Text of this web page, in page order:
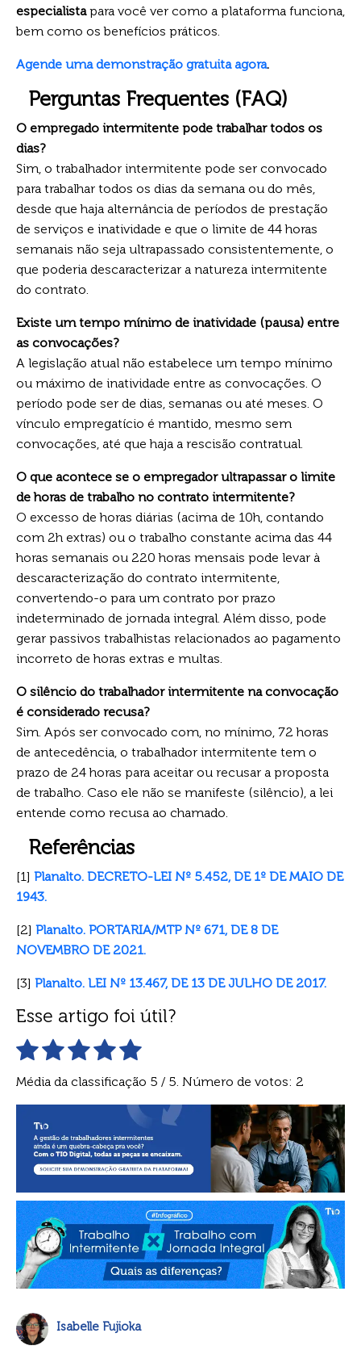
especialistapara você ver como a plataforma funciona,
bem como os benefícios práticos.
Agende uma demonstração gratuita agora.
Perguntas Frequentes (FAQ)
O empregado intermitente pode trabalhar todos os
dias?
Sim, o trabalhador intermitente pode ser convocado
para trabalhar todos os dias da semana ou do mês,
desde que haja alternância de períodos de prestação
de serviços e inatividade e que o limite de 44 horas
semanais não seja ultrapassado consistentemente, o
que poderia descaracterizar a natureza intermitente
do contrato.
Existe um tempo mínimo de inatividade (pausa) entre
as convocações?
A legislação atual não estabelece um tempo mínimo
ou máximo de inatividade entre as convocações. O
período pode ser de dias, semanas ou até meses. O
vínculo empregatício é mantido, mesmo sem
convocações, até que haja a rescisão contratual.
O que acontece se o empregador ultrapassar o limite
de horas de trabalho no contrato intermitente?
O excesso de horas diárias (acima de 10h, contando
com 2h extras) ou o trabalho constante acima das 44
horas semanais ou 220 horas mensais pode levar à
descaracterização do contrato intermitente,
convertendo-o para um contrato por prazo
indeterminado de jornada integral. Além disso, pode
gerar passivos trabalhistas relacionados ao pagamento
incorreto de horas extras e multas.
O silêncio do trabalhador intermitente na convocação
é considerado recusa?
Sim. Após ser convocado com, no mínimo, 72 horas
de antecedência, o trabalhador intermitente tem o
prazo de 24 horas para aceitar ou recusar a proposta
de trabalho. Caso ele não se manifeste (silêncio), a lei
entende como recusa ao chamado.
Referências
[1] Planalto. DECRETO-LEI Nº 5.452, DE 1º DE MAIO DE
1943.
[2] Planalto. PORTARIA/MTP Nº 671, DE 8 DE
NOVEMBRO DE 2021.
[3] Planalto. LEI Nº 13.467, DE 13 DE JULHO DE 2017.
Esse artigo foi útil?
Média da classificação 5 / 5. Número de votos: 2
Isabelle Fujioka